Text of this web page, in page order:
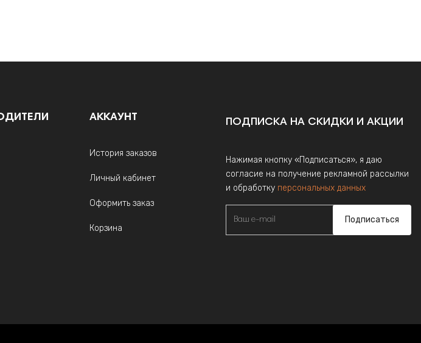
АККАУНТ
История заказов
Личный кабинет
Оформить заказ
Корзина
ПОДПИСКА НА СКИДКИ И АКЦИИ
Нажимая кнопку «Подписаться», я даю
согласие на получение рекламной рассылки
и обработку персональных данных
Подписаться